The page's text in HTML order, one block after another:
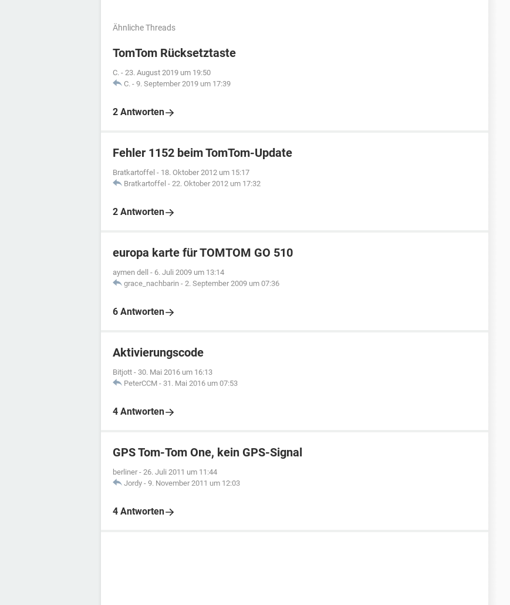
Ähnliche Threads
TomTom Rücksetztaste
C. - 23. August 2019 um 19:50
C. - 9. September 2019 um 17:39
2 Antworten
Fehler 1152 beim TomTom-Update
Bratkartoffel - 18. Oktober 2012 um 15:17
Bratkartoffel - 22. Oktober 2012 um 17:32
2 Antworten
europa karte für TOMTOM GO 510
aymen dell - 6. Juli 2009 um 13:14
grace_nachbarin - 2. September 2009 um 07:36
6 Antworten
Aktivierungscode
Bitjott - 30. Mai 2016 um 16:13
PeterCCM - 31. Mai 2016 um 07:53
4 Antworten
GPS Tom-Tom One, kein GPS-Signal
berliner - 26. Juli 2011 um 11:44
Jordy - 9. November 2011 um 12:03
4 Antworten